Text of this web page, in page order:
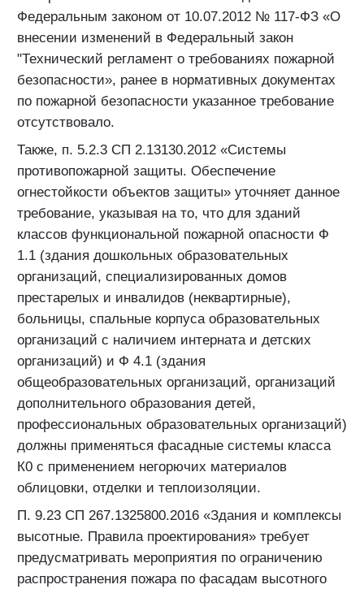
Федеральным законом от 10.07.2012 № 117-ФЗ «О
внесении изменений в Федеральный закон
"Технический регламент о требованиях пожарной
безопасности», ранее в нормативных документах
по пожарной безопасности указанное требование
отсутствовало.
Также, п. 5.2.3 СП 2.13130.2012 «Системы
противопожарной защиты. Обеспечение
огнестойкости объектов защиты» уточняет данное
требование, указывая на то, что для зданий
классов функциональной пожарной опасности Ф
1.1 (здания дошкольных образовательных
организаций, специализированных домов
престарелых и инвалидов (неквартирные),
больницы, спальные корпуса образовательных
организаций с наличием интерната и детских
организаций) и Ф 4.1 (здания
общеобразовательных организаций, организаций
дополнительного образования детей,
профессиональных образовательных организаций)
должны применяться фасадные системы класса
К0 с применением негорючих материалов
облицовки, отделки и теплоизоляции.
П. 9.23 СП 267.1325800.2016 «Здания и комплексы
высотные. Правила проектирования» требует
предусматривать мероприятия по ограничению
распространения пожара по фасадам высотного